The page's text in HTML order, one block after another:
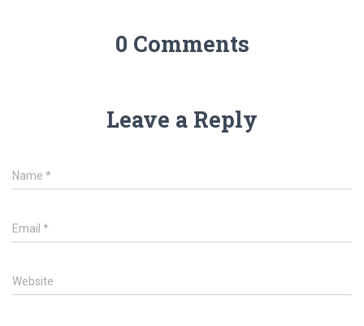
0 Comments
Leave a Reply
Name *
Email *
Website